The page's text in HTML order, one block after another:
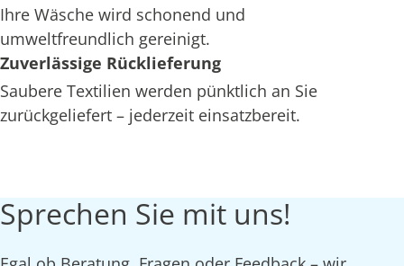
Ihre Wäsche wird schonend und
umweltfreundlich gereinigt.
Zuverlässige Rücklieferung
Saubere Textilien werden pünktlich an Sie
zurückgeliefert – jederzeit einsatzbereit.
Sprechen Sie mit uns!